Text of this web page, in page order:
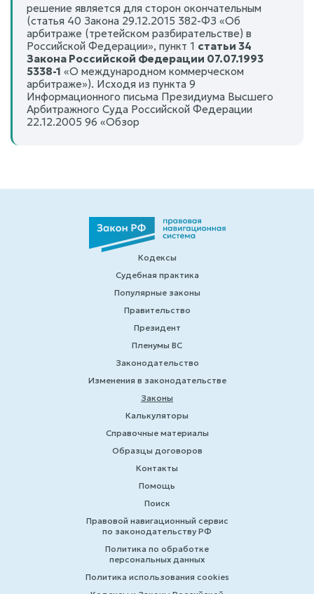
решение является для сторон окончательным
(статья 40 Закона 29.12.2015 382-ФЗ «Об
арбитраже (третейском разбирательстве) в
Российской Федерации», пункт 1 статьи 34
Закона Российской Федерации 07.07.1993
5338-1 «О международном коммерческом
арбитраже»). Исходя из пункта 9
Информационного письма Президиума Высшего
Арбитражного Суда Российской Федерации
22.12.2005 96 «Обзор
Кодексы
Судебная практика
Популярные законы
Правительство
Президент
Пленумы ВС
Законодательство
Изменения в законодательстве
Законы
Калькуляторы
Справочные материалы
Образцы договоров
Контакты
Помощь
Поиск
Правовой навигационный сервис
по законодательству РФ
Политика по обработке
персональных данных
Политика использования cookies